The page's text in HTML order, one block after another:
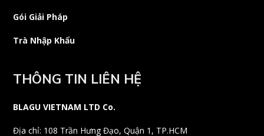
Gói Giải Pháp
Trà Nhập Khẩu
THÔNG TIN LIÊN HỆ
BLAGU VIETNAM LTD Co.
Địa chỉ: 108 Trần Hưng Đạo, Quận 1, TP.HCM